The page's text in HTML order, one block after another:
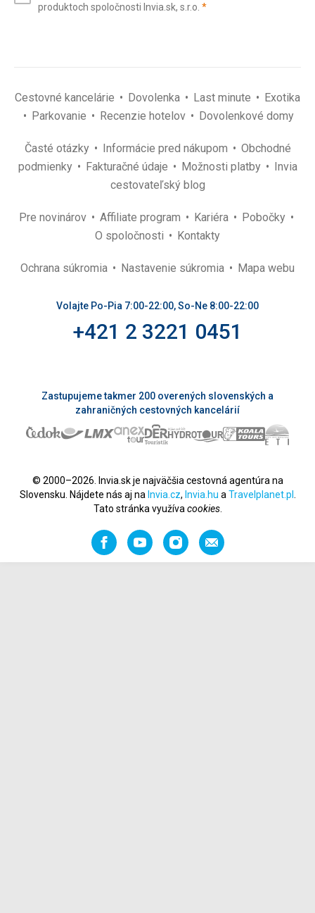
(povinné)
produktoch spoločnosti Invia.sk, s.r.o. *(povinné)
Cestovné kancelárie Dovolenka Last minute
Exotika
Parkovanie
Recenzie hotelov Dovolenkové domy
Časté otázky Informácie pred nákupom
Obchodné
podmienky
Fakturačné údaje Možnosti platby
Invia
cestovateľský blog
Pre novinárov Affiliate program Kariéra
Pobočky
O spoločnosti
Kontakty
Ochrana súkromia Nastavenie súkromia Mapa webu
Volajte Po-Pia 7:00-22:00, So-Ne 8:00-22:00
+421 2 3221 0451
Zastupujeme takmer 200 overených slovenských a
zahraničných cestovných kancelárií
© 2000–2026. Invia.sk je najväčšia cestovná agentúra na
Slovensku. Nájdete nás aj na Invia.cz, Invia.hu a Travelplanet.pl
Tato stránka využíva cookies.
FacebookYouTubeInstagramOdporučiť